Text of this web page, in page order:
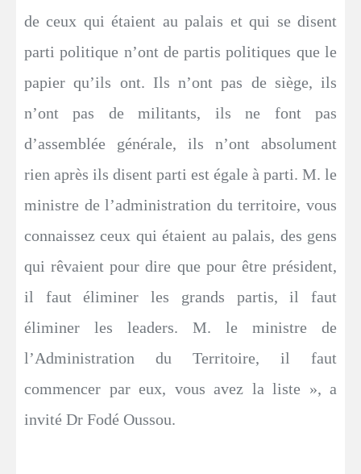
de ceux qui étaient au palais et qui se disent
parti politique n’ont de partis politiques que le
papier qu’ils ont. Ils n’ont pas de siège, ils
n’ont pas de militants, ils ne font pas
d’assemblée générale, ils n’ont absolument
rien après ils disent parti est égale à parti. M. le
ministre de l’administration du territoire, vous
connaissez ceux qui étaient au palais, des gens
qui rêvaient pour dire que pour être président,
il faut éliminer les grands partis, il faut
éliminer les leaders. M. le ministre de
l’Administration du Territoire, il faut
commencer par eux, vous avez la liste », a
invité Dr Fodé Oussou.